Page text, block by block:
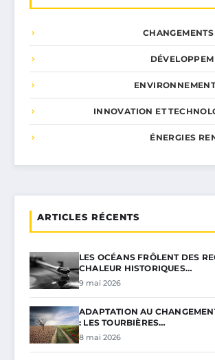
INNOVATION ET
ÉNERGIES
ARTICLES RÉCENTS
LES OCÉANS FRÔLENT DES
CHALEUR HISTORIQUES…
9 mai 2026
ADAPTATION AU
: LES TOURBIÈRES…
8 mai 2026